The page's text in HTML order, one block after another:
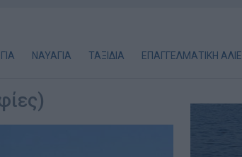
ΝΑΥΑΓΙΑ ΤΑΞΙΔΙΑ ΕΠΑΓΓΕΛΜΑΤΙΚΗ